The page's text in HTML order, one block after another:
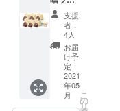
そんな海老
のプロが作
る商品を是
非とも皆様
がっていた
だきたいの
湿を避
けて、
常温で
保存 ※
麺は半
生麺で
す。 ※
送料、
消費税
メン
×6【12
食】
（6480
円）と
クアト
ロえび
チーズ
500円
支援
者：
4人
お届
け予
定：
2021
年05
月
こ
の
リ